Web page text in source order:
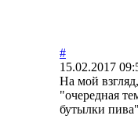
#
15.02.2017
На мой
"очередная
бутылки